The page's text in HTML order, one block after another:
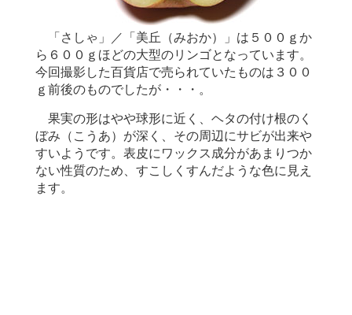
「さしゃ」／「美丘（みおか）」は５００ｇか
ら６００ｇほどの大型のリンゴとなっています。
今回撮影した百貨店で売られていたものは３００
ｇ前後のものでしたが・・・。
果実の形はやや球形に近く、ヘタの付け根のく
ぼみ（こうあ）が深く、その周辺にサビが出来や
すいようです。表皮にワックス成分があまりつか
ない性質のため、すこしくすんだような色に見え
ます。